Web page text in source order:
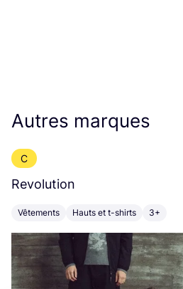
Autres marques
C
Revolution
Vêtements Hauts et t-shirts 3+